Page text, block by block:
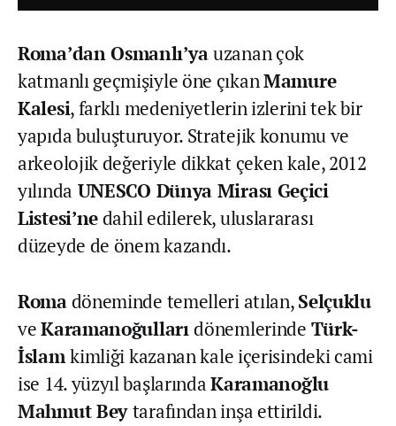
Roma’dan Osmanlı’yauzanan çok
katmanlı geçmişiyle öne çıkanMamure
Kalesi, farklı medeniyetlerin izlerini tek bir
yapıda buluşturuyor. Stratejik konumu ve
arkeolojik değeriyle dikkat çeken kale, 2012
yılında UNESCO Dünya Mirası Geçici
Listesi’nedahil edilerek, uluslararası
düzeyde de önem kazandı.
Romadöneminde temelleri atılan,Selçuklu
veKaramanoğullarıdönemlerinde Türk-
İslamkimliği kazanan kale içerisindeki cami
ise 14. yüzyıl başlarındaKaramanoğlu
Mahmut Beytarafından inşa ettirildi.